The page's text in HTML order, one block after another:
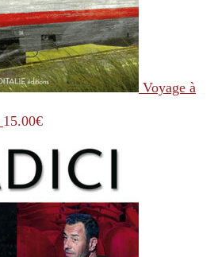
Voyage à
15.00€